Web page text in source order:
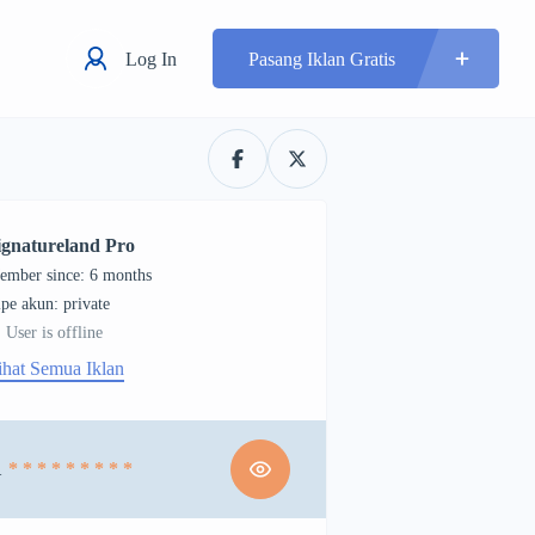
Log In Pasang Iklan Gratis
Pro
since: 6 months
akun: private
User is offline
Semua Iklan
* * * * * * * * *